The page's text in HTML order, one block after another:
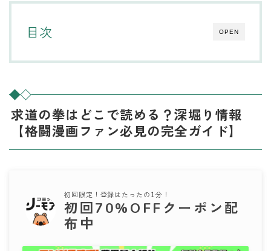
OPEN
目次
求道の拳はどこで読める？深堀り情報
【格闘漫画ファン必見の完全ガイド】
初回限定！登録はたったの1分！
初回70%OFFクーポン配
布中